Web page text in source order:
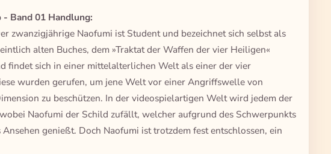
Band 01 Handlung:
zwanzigjährige Naofumi ist Student und bezeichnet sich selbst als
alten Buches, dem »Traktat der Waffen der vier Heiligen«
findet sich in einer mittelalterlichen Welt als einer der vier
wurden gerufen, um jene Welt vor einer Angriffswelle von
zu beschützen. In der videospielartigen Welt wird jedem der
Naofumi der Schild zufällt, welcher aufgrund des Schwerpunkts
genießt. Doch Naofumi ist trotzdem fest entschlossen, ein